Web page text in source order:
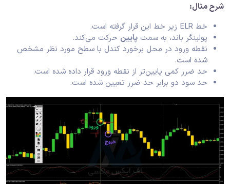
شرح مثال:
خط ELR زیر خط این قرار گرفته است.
پولینگر باند، به سمت پایین حرکت می‌کند.
نقطه ورود در محل برخورد کندل با سطح مورد نظر مشخص
شده است.
حد ضرر کمی پایین‌تر از نقطه ورود قرار داده شده است.
حد سود دو برابر حد ضرر تعیین شده است.